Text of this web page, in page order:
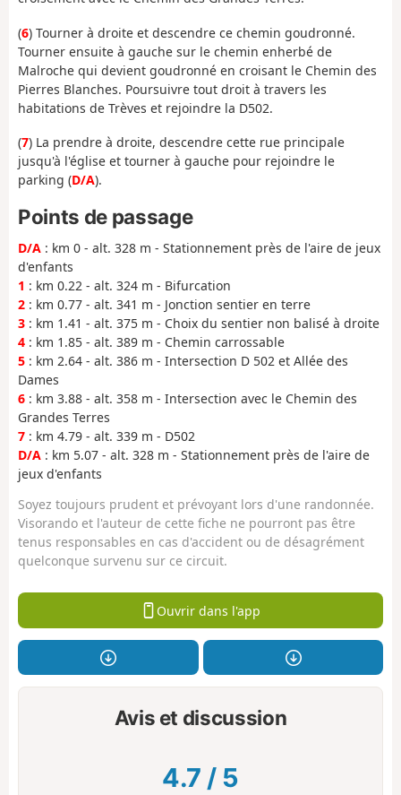
(6) Tourner à droite et descendre ce chemin goudronné.
Tourner ensuite à gauche sur le chemin enherbé de
Malroche qui devient goudronné en croisant le Chemin des
Pierres Blanches. Poursuivre tout droit à travers les
habitations de Trèves et rejoindre la D502.
(7) La prendre à droite, descendre cette rue principale
jusqu'à l'église et tourner à gauche pour rejoindre le
parking (D/A).
Points de passage
D/A : km 0 - alt. 328 m - Stationnement près de l'aire de jeux
d'enfants
1 : km 0.22 - alt. 324 m - Bifurcation
2 : km 0.77 - alt. 341 m - Jonction sentier en terre
3 : km 1.41 - alt. 375 m - Choix du sentier non balisé à droite
4 : km 1.85 - alt. 389 m - Chemin carrossable
5 : km 2.64 - alt. 386 m - Intersection D 502 et Allée des
Dames
6 : km 3.88 - alt. 358 m - Intersection avec le Chemin des
Grandes Terres
7 : km 4.79 - alt. 339 m - D502
D/A : km 5.07 - alt. 328 m - Stationnement près de l'aire de
jeux d'enfants
Soyez toujours prudent et prévoyant lors d'une randonnée.
Visorando et l'auteur de cette fiche ne pourront pas être
tenus responsables en cas d'accident ou de désagrément
quelconque survenu sur ce circuit.
Ouvrir dans l'app
Avis et discussion
4.7 / 5